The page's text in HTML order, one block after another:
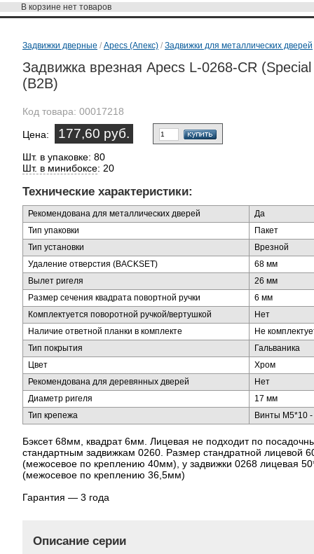
В корзине нет товаров
Задвижки дверные / Apecs (Апекс) / Задвижки для металлических дверей
Задвижка врезная Apecs L-0268-CR
(B2B)
Код товара: 00017218
Цена: 177,60 руб.
Шт. в упаковке: 80
Шт. в минибоксе: 20
Технические характеристики:
Рекомендована для металлических дверей
Да
Тип упаковки
Пакет
Тип установки
Врезной
Удаление отверстия (BACKSET)
68 мм
Вылет ригеля
26 мм
Размер сечения квадрата повортной ручки
6 мм
Комплектуется поворотной ручкой/вертушкой
Нет
Наличие ответной планки в комплекте
Не
Тип покрытия
Гальваника
Цвет
Хром
Рекомендована для деревянных дверей
Нет
Диаметр ригеля
17 мм
Тип крепежа
Винты M5*10
Бэксет 68мм, квадрат 6мм. Лицевая не подходит по
стандартным задвижкам 0260. Размер стандратной лицевой
(межосевое по креплению 40мм), у задвижки 0268 лицевая
(межосевое по креплению 36,5мм)
Гарантия — 3 года
Описание серии